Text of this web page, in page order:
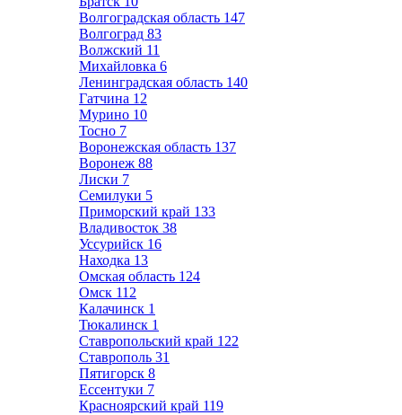
Волгоградская область 147
Волгоград 83
Волжский 11
Михайловка 6
Ленинградская область 140
Гатчина 12
Мурино 10
Тосно 7
Воронежская область 137
Воронеж 88
Лиски 7
Семилуки 5
Приморский край 133
Владивосток 38
Уссурийск 16
Находка 13
Омская область 124
Омск 112
Калачинск 1
Тюкалинск 1
Ставропольский край 122
Ставрополь 31
Пятигорск 8
Ессентуки 7
Красноярский край 119